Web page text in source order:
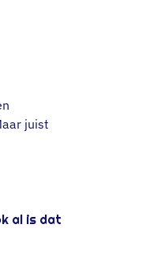
juist
al is dat